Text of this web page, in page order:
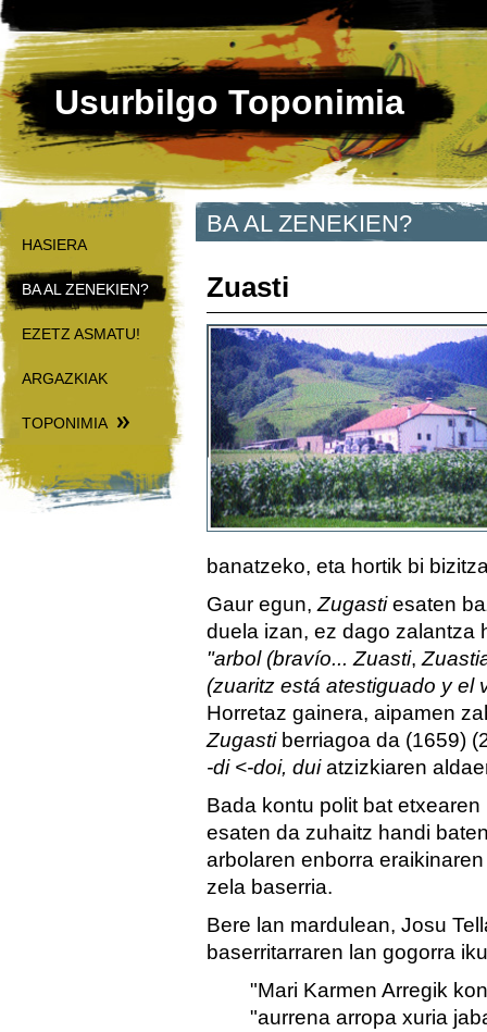
Usurbilgo Toponimia
HASIERA
BA AL ZENEKIEN?
EZETZ ASMATU!
ARGAZKIAK
TOPONIMIA
BA AL ZENEKIEN?
Zuasti
banatzeko, eta hortik bi
Gaur egun, Zugastiesaten
duela izan, ez dago zalantza
"arbol (bravío... Zuasti,
(zuaritz está atestiguado y el
Horretaz gainera, aipamen
Zugastiberriagoa da (1659)
-di <-doi, duiatzizkiaren
Bada kontu polit bat
esaten da zuhaitz handi
arbolaren enborra
zela baserria.
Bere lan mardulean, Josu
baserritarraren lan gogorra
"Mari Karmen Arregik
"aurrena arropa xuria